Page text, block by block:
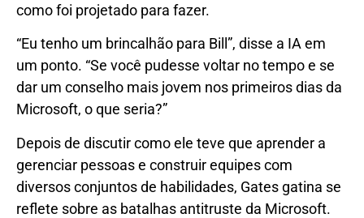
como foi projetado para fazer.
“Eu tenho um brincalhão para Bill”, disse a IA em
um ponto. “Se você pudesse voltar no tempo e se
dar um conselho mais jovem nos primeiros dias da
Microsoft, o que seria?”
Depois de discutir como ele teve que aprender a
gerenciar pessoas e construir equipes com
diversos conjuntos de habilidades, Gates gatina se
reflete sobre as batalhas antitruste da Microsoft.